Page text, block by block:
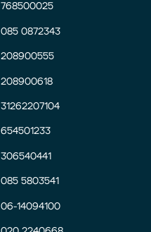
768500025
085 0872343
208900555
208900618
31262207104
654501233
306540441
085 5803541
06-14094100